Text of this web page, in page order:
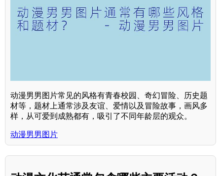
动漫男男图片常见的风格有青春校园、奇幻冒险、历史题
材等，题材上通常涉及友谊、爱情以及冒险故事，画风多
样，从可爱到成熟都有，吸引了不同年龄层的观众。
动漫男男图片